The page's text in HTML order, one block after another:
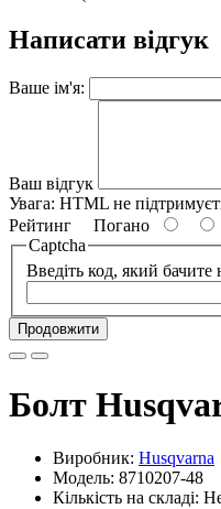
Написати відгук
Ваше ім'я:
Ваш відгук
Увага: HTML не
Рейтинг Погано
Captcha
Введіть код, який
Продовжити
Болт
Виробник: Husqvarna
Модель: 8710207-48
Кількість на складі: